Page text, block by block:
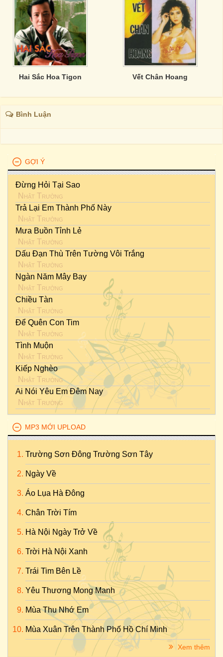
Hai Sắc Hoa Tigon Vết Chân Hoang
Bình Luận
GỢI Ý
Đừng Hỏi Tại Sao
Nhật Trường
Trả Lại Em Thành Phố Này
Nhật Trường
Mưa Buồn Tỉnh Lẻ
Nhật Trường
Dấu Đạn Thù Trên Tường Vôi Trắng
Nhật Trường
Ngàn Năm Mây Bay
Nhật Trường
Chiều Tàn
Nhật Trường
Để Quên Con Tim
Nhật Trường
Tình Muộn
Nhật Trường
Kiếp Nghèo
Nhật Trường
Ai Nói Yêu Em Đêm Nay
Nhật Trường
MP3 MỚI UPLOAD
Trường Sơn Đông Trường Sơn Tây
Ngày Về
Áo Lụa Hà Đông
Chân Trời Tím
Hà Nội Ngày Trở Về
Trời Hà Nội Xanh
Trái Tim Bên Lề
Yêu Thương Mong Manh
Mùa Thu Nhớ Em
Mùa Xuân Trên Thành Phố Hồ Chí Minh
Xem thêm